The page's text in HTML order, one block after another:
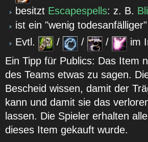
besitzt Escapespells: z. B.
ist ein "wenig
Evtl.
/ / /
im
Ein Tipp für Publics: Das Item
des Teams etwas zu sagen.
Bescheid wissen, damit der
kann und damit sie das
lassen. Die Spieler erhalten
dieses Item gekauft wurde.